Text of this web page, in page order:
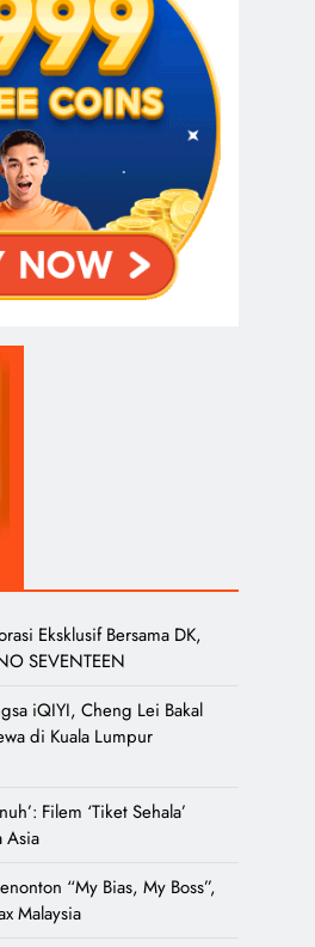
Eksklusif Bersama DK,
SEVENTEEN
iQIYI, Cheng Lei Bakal
di Kuala Lumpur
Filem ‘Tiket Sehala’
Asia
“My Bias, My Boss”,
Malaysia